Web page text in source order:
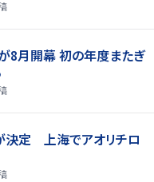
8月開幕 初の年度またぎ
決定 上海でアオリチロ